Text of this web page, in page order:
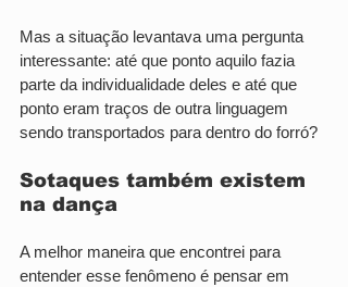
Mas a situação levantava uma pergunta
interessante: até que ponto aquilo fazia
parte da individualidade deles e até que
ponto eram traços de outra linguagem
sendo transportados para dentro do forró?
Sotaques também existem
na dança
A melhor maneira que encontrei para
entender esse fenômeno é pensar em